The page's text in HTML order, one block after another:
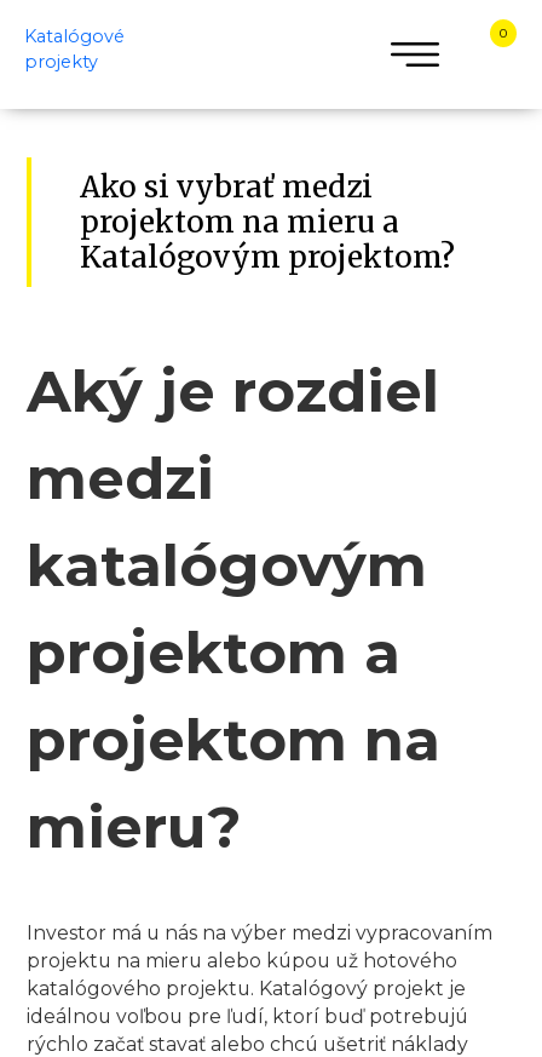
Katalógové
projekty
0
Ako si vybrať medzi
projektom na mieru a
Katalógovým projektom?
Aký je rozdiel
medzi
katalógovým
projektom a
projektom na
mieru?
Investor má u nás na výber medzi vypracovaním
projektu na mieru alebo kúpou už hotového
katalógového projektu. Katalógový projekt je
ideálnou voľbou pre ľudí, ktorí buď potrebujú
rýchlo začať stavať alebo chcú ušetriť náklady
KATALÓGOVÉ
ÚVOD
KATALÓG
DOMOV
KĽÚČ
KONTAKTY
KATALÓG
+421
904
949